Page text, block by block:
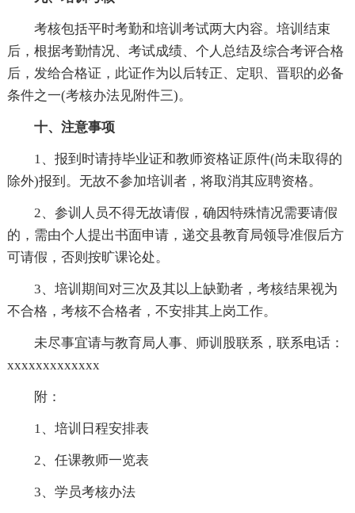
考核包括平时考勤和培训考试两大内容。培训结束
后，根据考勤情况、考试成绩、个人总结及综合考评合格
后，发给合格证，此证作为以后转正、定职、晋职的必备
条件之一(考核办法见附件三)。
十、注意事项
1、报到时请持毕业证和教师资格证原件(尚未取得的
除外)报到。无故不参加培训者，将取消其应聘资格。
2、参训人员不得无故请假，确因特殊情况需要请假
的，需由个人提出书面申请，递交县教育局领导准假后方
可请假，否则按旷课论处。
3、培训期间对三次及其以上缺勤者，考核结果视为
不合格，考核不合格者，不安排其上岗工作。
未尽事宜请与教育局人事、师训股联系，联系电话：
xxxxxxxxxxxxx
附：
1、培训日程安排表
2、任课教师一览表
3、学员考核办法